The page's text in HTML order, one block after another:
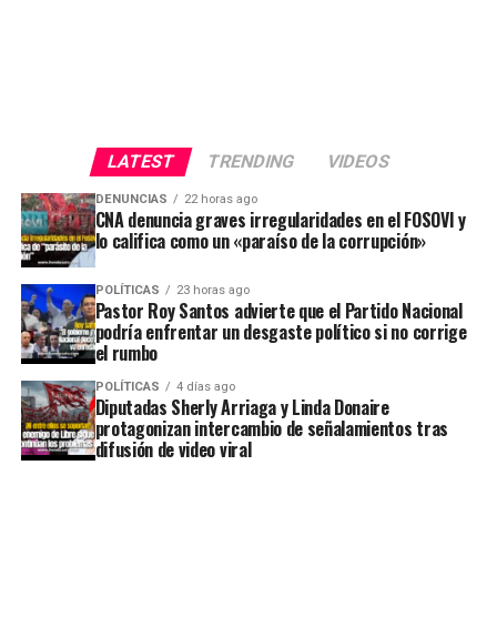
LATEST TRENDING VIDEOS
DENUNCIAS 22 horas ago
CNA denuncia graves irregularidades en el FOSOVI y
lo califica como un «paraíso de la corrupción»
POLÍTICAS 23 horas ago
Pastor Roy Santos advierte que el Partido Nacional
podría enfrentar un desgaste político si no corrige
el rumbo
POLÍTICAS 4 días ago
Diputadas Sherly Arriaga y Linda Donaire
protagonizan intercambio de señalamientos tras
difusión de video viral